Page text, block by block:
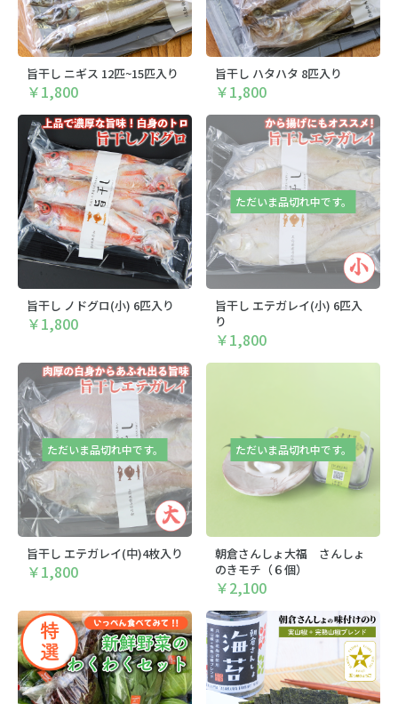
旨干し ニギス 12匹~15匹入り
￥1,800
旨干し ハタハタ 8匹入り
￥1,800
旨干し ノドグロ(小) 6匹入り
￥1,800
ただいま品切れ中です。
旨干し エテガレイ(小) 6匹入
り
￥1,800
ただいま品切れ中です。
旨干し エテガレイ(中)4枚入り
￥1,800
ただいま品切れ中です。
朝倉さんしょ大福 さんしょ
のきモチ（６個）
￥2,100